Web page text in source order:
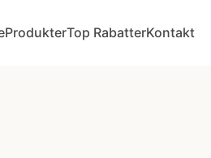
ProdukterTop RabatterKontakt